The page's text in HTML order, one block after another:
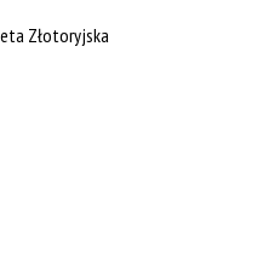
Złotoryjska